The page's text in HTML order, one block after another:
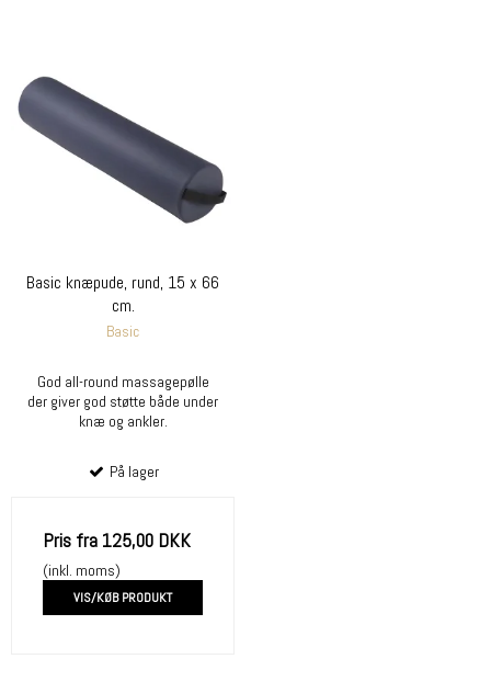
Basic knæpude, rund, 15 x 66
cm.
Basic
God all-round massagepølle
der giver god støtte både under
knæ og ankler.
På lager
Pris fra 125,00 DKK
(inkl. moms)
VIS/KØB PRODUKT